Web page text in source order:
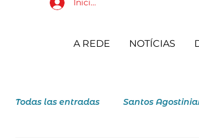
A REDE NOTÍCIAS
Todas las entradas Santos